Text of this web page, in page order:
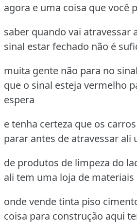
agora e uma coisa que você
saber quando vai atravessar
sinal estar fechado não é
muita gente não para no
que o sinal esteja vermelho
espera
e tenha certeza que os
parar antes de atravessar ali
de produtos de limpeza do
ali tem uma loja de
onde vende tinta piso
coisa para construção aqui